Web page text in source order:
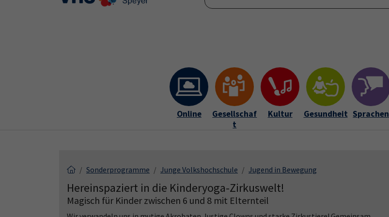
Skip to main content
Skip to page footer Startseite Anmeldung Über uns
Online
Gesellschaf
t
Kultur Gesundheit Sprachen
Sonderprogramme Junge Volkshochschule Jugend in Bewegung
Hereinspaziert in die Kinderyoga-Zirkuswelt!
Magisch für Kinder zwischen 6 und 8 mit Elternteil